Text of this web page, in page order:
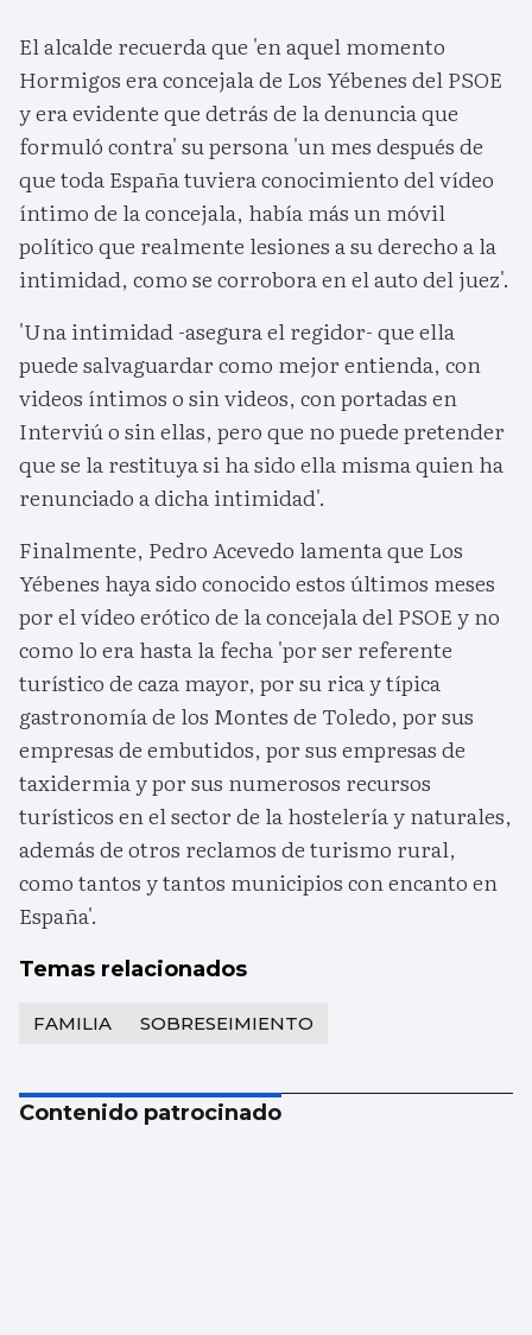
El alcalde recuerda que 'en aquel momento
Hormigos era concejala de Los Yébenes del PSOE
y era evidente que detrás de la denuncia que
formuló contra' su persona 'un mes después de
que toda España tuviera conocimiento del vídeo
íntimo de la concejala, había más un móvil
político que realmente lesiones a su derecho a la
intimidad, como se corrobora en el auto del juez'.
'Una intimidad -asegura el regidor- que ella
puede salvaguardar como mejor entienda, con
videos íntimos o sin videos, con portadas en
Interviú o sin ellas, pero que no puede pretender
que se la restituya si ha sido ella misma quien ha
renunciado a dicha intimidad'.
Finalmente, Pedro Acevedo lamenta que Los
Yébenes haya sido conocido estos últimos meses
por el vídeo erótico de la concejala del PSOE y no
como lo era hasta la fecha 'por ser referente
turístico de caza mayor, por su rica y típica
gastronomía de los Montes de Toledo, por sus
empresas de embutidos, por sus empresas de
taxidermia y por sus numerosos recursos
turísticos en el sector de la hostelería y naturales,
además de otros reclamos de turismo rural,
como tantos y tantos municipios con encanto en
España'.
Temas relacionados
FAMILIA SOBRESEIMIENTO
Contenido patrocinado